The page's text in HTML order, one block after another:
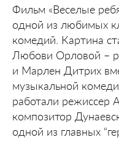
Фильм «Веселые
одной из любимых
комедий. Картина
Любови Орловой –
и Марлен Дитрих
музыкальной
работали режиссер
композитор
одной из главных